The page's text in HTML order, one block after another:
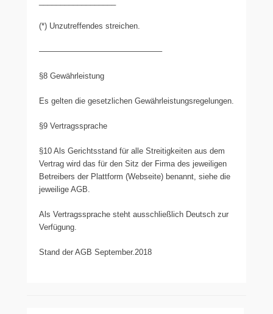
(*) Unzutreffendes streichen.
———————————————–
§8 Gewährleistung
Es gelten die gesetzlichen Gewährleistungsregelungen.
§9 Vertragssprache
§10 Als Gerichtsstand für alle Streitigkeiten aus dem
Vertrag wird das für den Sitz der Firma des jeweiligen
Betreibers der Plattform (Webseite) benannt, siehe die
jeweilige AGB.
Als Vertragssprache steht ausschließlich Deutsch zur
Verfügung.
Stand der AGB September.2018